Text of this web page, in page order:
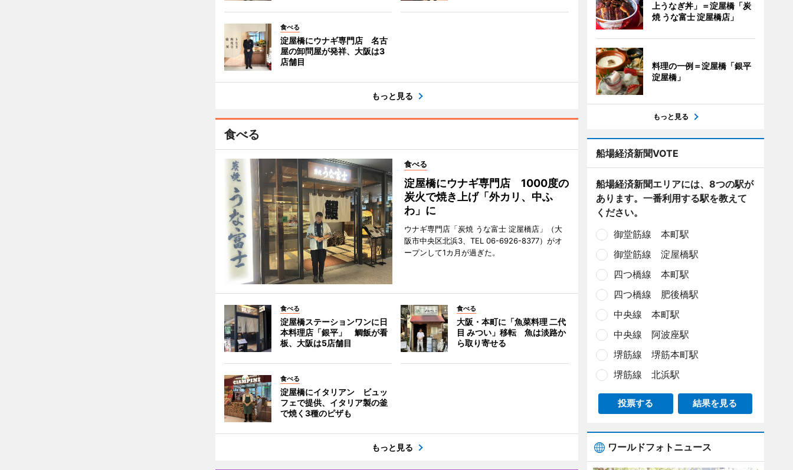
食べる
淀屋橋にウナギ専門店 名古
屋の卸問屋が発祥、大阪は3
店舗目
もっと見る
食べる
食べる
淀屋橋にウナギ専門店 1000度の
炭火で焼き上げ「外カリ、中ふ
わ」に
ウナギ専門店「炭焼 うな富士 淀屋橋店」（大
阪市中央区北浜3、TEL 06-6926-8377）がオ
ープンして1カ月が過ぎた。
食べる
淀屋橋ステーションワンに日
本料理店「銀平」 鯛飯が看
板、大阪は5店舗目
食べる
大阪・本町に「魚菜料理 二代
目 みつい」移転 魚は淡路か
ら取り寄せる
食べる
淀屋橋にイタリアン ビュッ
フェで提供、イタリア製の釜
で焼く3種のピザも
もっと見る
上うなぎ丼」＝淀屋橋「炭
焼 うな富士 淀屋橋店」
料理の一例＝淀屋橋「銀平
淀屋橋」
もっと見る
船場経済新聞VOTE
船場経済新聞エリアには、8つの駅が
あります。一番利用する駅を教えて
ください。
御堂筋線 本町駅
御堂筋線 淀屋橋駅
四つ橋線 本町駅
四つ橋線 肥後橋駅
中央線 本町駅
中央線 阿波座駅
堺筋線 堺筋本町駅
堺筋線 北浜駅
投票する 結果を見る
ワールドフォトニュース